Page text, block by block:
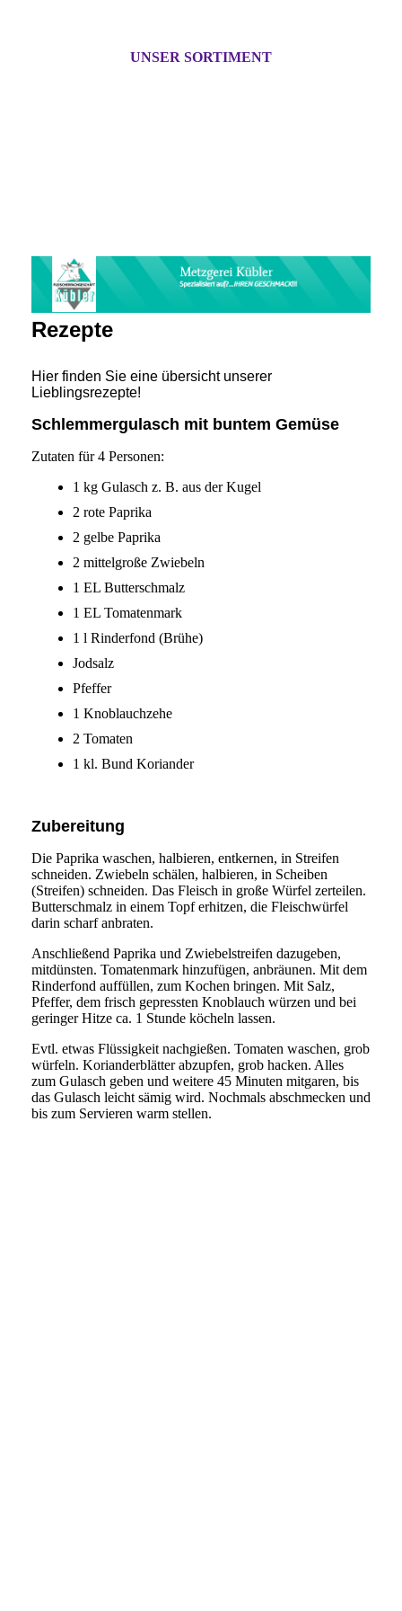
UNSER SORTIMENT
Rezepte
Hier finden Sie eine übersicht unserer
Lieblingsrezepte!
Schlemmergulasch mit buntem Gemüse
Zutaten für 4 Personen:
1 kg Gulasch z. B. aus der Kugel
2 rote Paprika
2 gelbe Paprika
2 mittelgroße Zwiebeln
1 EL Butterschmalz
1 EL Tomatenmark
1 l Rinderfond (Brühe)
Jodsalz
Pfeffer
1 Knoblauchzehe
2 Tomaten
1 kl. Bund Koriander
Zubereitung
Die Paprika waschen, halbieren, entkernen, in Streifen
schneiden. Zwiebeln schälen, halbieren, in Scheiben
(Streifen) schneiden. Das Fleisch in große Würfel zerteilen.
Butterschmalz in einem Topf erhitzen, die Fleischwürfel
darin scharf anbraten.
Anschließend Paprika und Zwiebelstreifen dazugeben,
mitdünsten. Tomatenmark hinzufügen, anbräunen. Mit dem
Rinderfond auffüllen, zum Kochen bringen. Mit Salz,
Pfeffer, dem frisch gepressten Knoblauch würzen und bei
geringer Hitze ca. 1 Stunde köcheln lassen.
Evtl. etwas Flüssigkeit nachgießen. Tomaten waschen, grob
würfeln. Korianderblätter abzupfen, grob hacken. Alles
zum Gulasch geben und weitere 45 Minuten mitgaren, bis
das Gulasch leicht sämig wird. Nochmals abschmecken und
bis zum Servieren warm stellen.